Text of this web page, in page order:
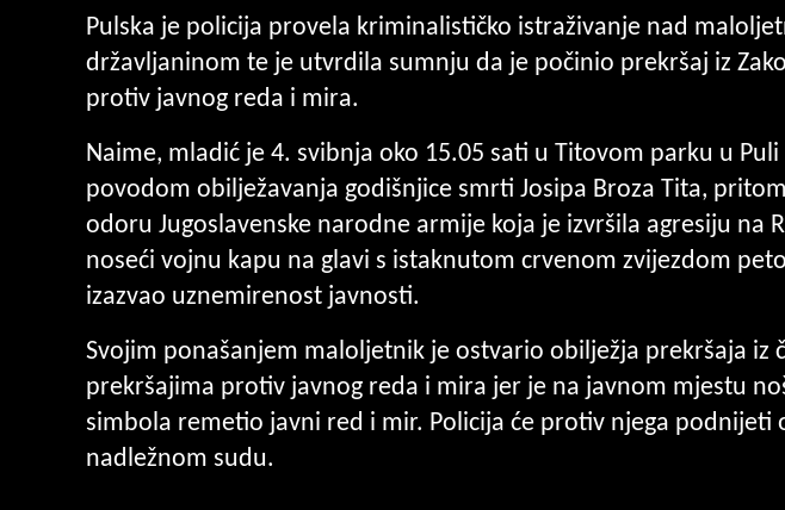
Pulska je policija provela kriminalističko istraživanje nad
državljaninom te je utvrdila sumnju da je počinio prekršaj iz
protiv javnog reda i mira.
Naime, mladić je 4. svibnja oko 15.05 sati u Titovom parku u
povodom obilježavanja godišnjice smrti Josipa Broza Tita,
odoru Jugoslavenske narodne armije koja je izvršila agresiju na
noseći vojnu kapu na glavi s istaknutom crvenom zvijezdom
izazvao uznemirenost javnosti.
Svojim ponašanjem maloljetnik je ostvario obilježja prekršaja iz
prekršajima protiv javnog reda i mira jer je na javnom mjestu
simbola remetio javni red i mir. Policija će protiv njega podnijeti
nadležnom sudu.